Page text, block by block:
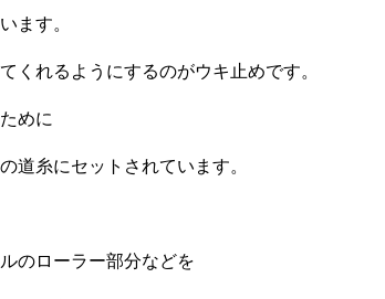
ます。
くれるようにするのがウキ止めです。
めに
道糸にセットされています。
のローラー部分などを